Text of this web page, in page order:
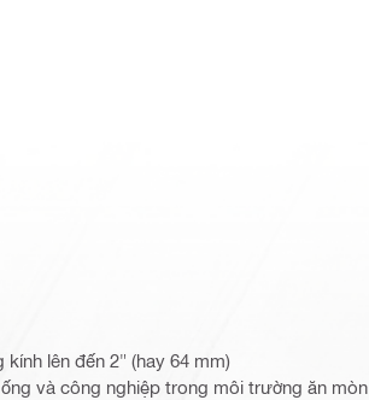
lên đến 2" (hay 64 mm)
và công nghiệp trong môi trường ăn mòn